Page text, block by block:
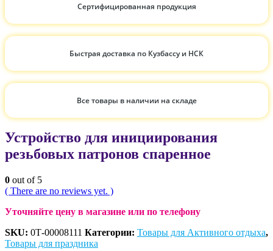
Сертифицированная продукция
Быстрая доставка по Кузбассу и НСК
Все товары в наличии на складе
Устройство для инициирования
резьбовых патронов спаренное
0 out of 5
( There are no reviews yet. )
Уточняйте цену в магазине или по телефону
SKU: 0Т-00008111 Категории: Товары для Активного отдыха,
Товары для праздника